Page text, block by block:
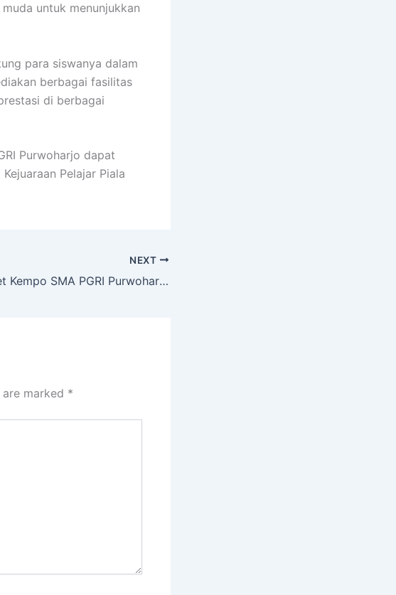
untuk menunjukkan
para siswanya dalam
berbagai fasilitas
di berbagai
Purwoharjo dapat
Pelajar Piala
NEXT
Atlet Kempo SMA PGRI Purwoharjo Borong 8 Emas dan 2 Perak di Surabaya! Prestasi Gemilang Kejuaraan Pelajar Piala Walikota 2024
marked *